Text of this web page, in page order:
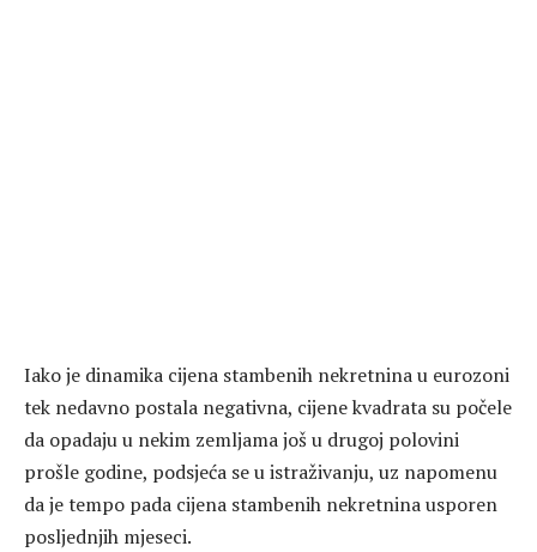
Iako je dinamika cijena stambenih nekretnina u eurozoni
tek nedavno postala negativna, cijene kvadrata su počele
da opadaju u nekim zemljama još u drugoj polovini
prošle godine, podsjeća se u istraživanju, uz napomenu
da je tempo pada cijena stambenih nekretnina usporen
posljednjih mjeseci.